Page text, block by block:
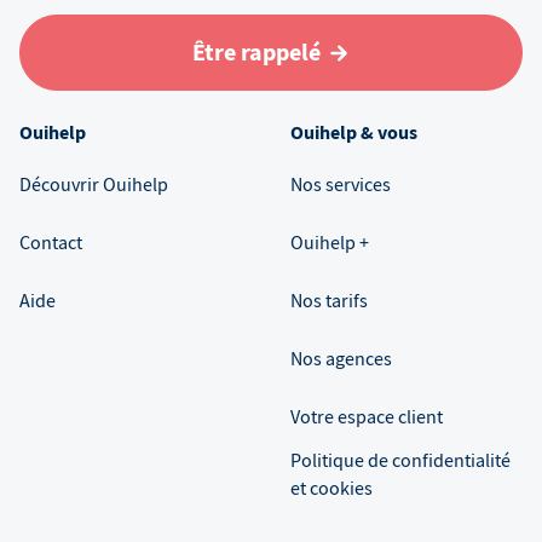
Être rappelé
Ouihelp
Découvrir Ouihelp
Contact
Aide
Ouihelp & vous
Nos services
Ouihelp +
Nos tarifs
Nos agences
Votre espace client
Politique de confidentialité
et cookies